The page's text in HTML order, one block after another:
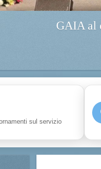
GAIA al
sul servizio